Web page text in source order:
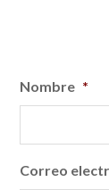
Nombre *
Correo